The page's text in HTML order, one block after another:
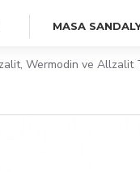
MASA
Wermodin ve Allzalit